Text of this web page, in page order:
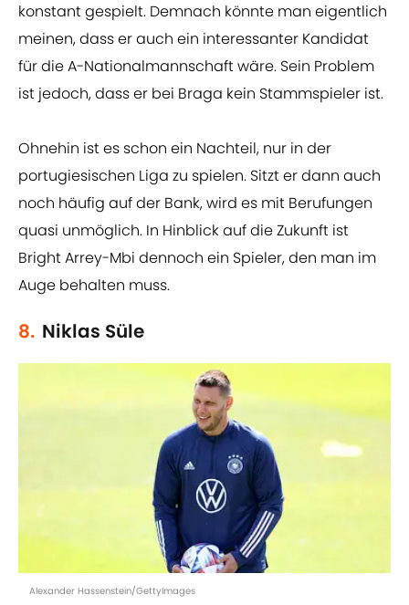
konstant gespielt. Demnach könnte man eigentlich
meinen, dass er auch ein interessanter Kandidat
für die A-Nationalmannschaft wäre. Sein Problem
ist jedoch, dass er bei Braga kein Stammspieler ist.
Ohnehin ist es schon ein Nachteil, nur in der
portugiesischen Liga zu spielen. Sitzt er dann auch
noch häufig auf der Bank, wird es mit Berufungen
quasi unmöglich. In Hinblick auf die Zukunft ist
Bright Arrey-Mbi dennoch ein Spieler, den man im
Auge behalten muss.
8. Niklas Süle
Alexander Hassenstein/GettyImages